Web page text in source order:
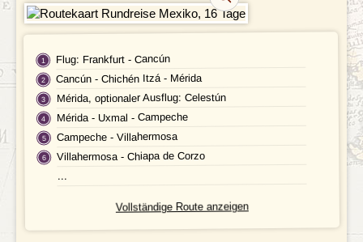
PRAKTISCHE INFOS
Unterkunft
Fluginformationen
Transport
Leistungen
FOTOS UND VIDEOS
BUCHEN
Flug: Frankfurt - Cancún
Cancún - Chichén Itzá - Mérida
Mérida, optionaler Ausflug: Celestún
Mérida - Uxmal - Campeche
Campeche - Villahermosa
Villahermosa - Chiapa de Corzo
...
Vollständige Route anzeigen